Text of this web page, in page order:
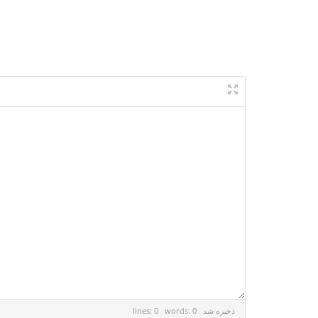
lines: 0 words: 0 ذخیره شد